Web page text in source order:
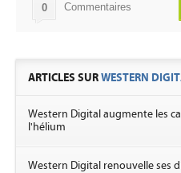
0 Commentaires
ARTICLES SURWESTERN
Western Digital augmente les
l'hélium
Western Digital renouvelle ses